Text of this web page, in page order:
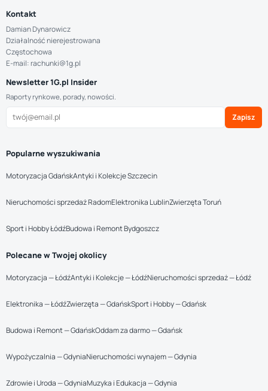
Kontakt
Damian Dynarowicz
Działalność nierejestrowana
Częstochowa
E-mail: rachunki@1g.pl
Newsletter 1G.pl Insider
Raporty rynkowe, porady, nowości.
Zapisz
Popularne wyszukiwania
Motoryzacja GdańskAntyki i Kolekcje Szczecin
Nieruchomości sprzedaż RadomElektronika LublinZwierzęta Toruń
Sport i Hobby ŁódźBudowa i Remont Bydgoszcz
Polecane w Twojej okolicy
Motoryzacja — ŁódźAntyki i Kolekcje — ŁódźNieruchomości sprzedaż — Łódź
Elektronika — ŁódźZwierzęta — GdańskSport i Hobby — Gdańsk
Budowa i Remont — GdańskOddam za darmo — Gdańsk
Wypożyczalnia — GdyniaNieruchomości wynajem — Gdynia
Zdrowie i Uroda — GdyniaMuzyka i Edukacja — Gdynia